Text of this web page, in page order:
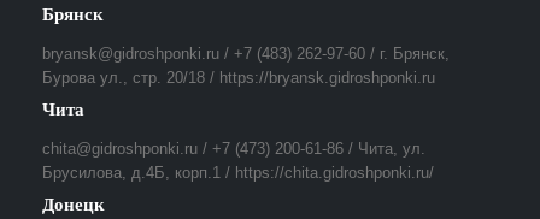
Брянск
bryansk@gidroshponki.ru / +7 (483) 262-97-60 / г. Брянск,
Бурова ул., стр. 20/18 / https://bryansk.gidroshponki.ru
Чита
chita@gidroshponki.ru / +7 (473) 200-61-86 / Чита, ул.
Брусилова, д.4Б, корп.1 / https://chita.gidroshponki.ru/
Донецк